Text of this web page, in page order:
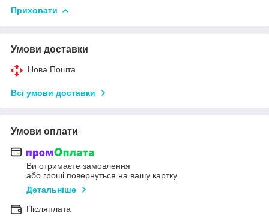
Приховати
Умови доставки
Нова Пошта
Всі умови доставки
Умови оплати
Ви отримаєте замовлення
або гроші повернуться на вашу картку
Детальніше
Післяплата